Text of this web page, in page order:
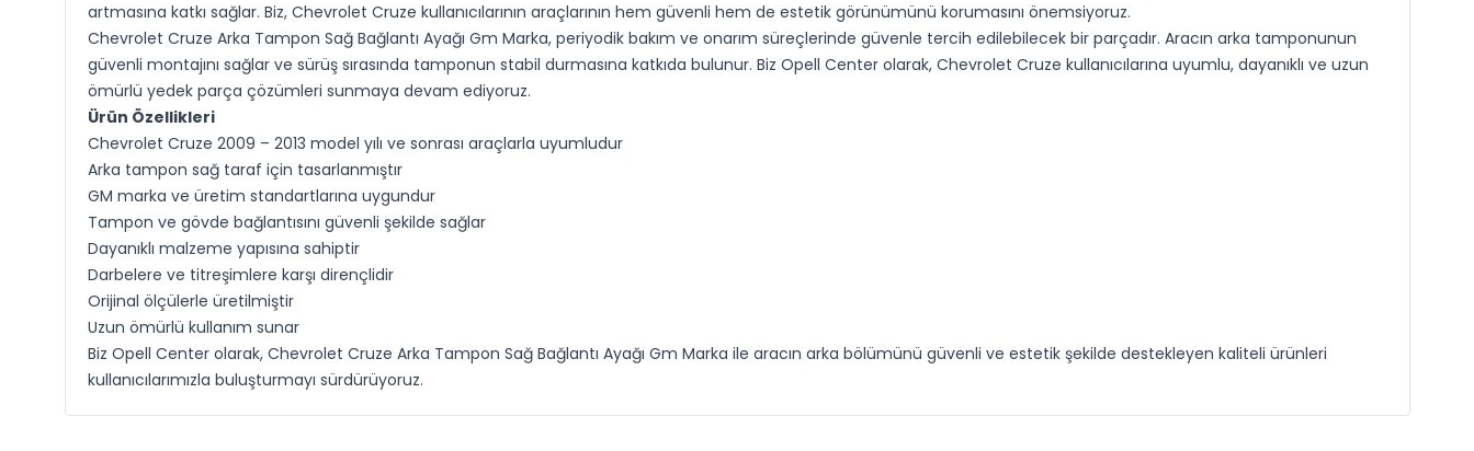
artmasına katkı sağlar. Biz, Chevrolet Cruze kullanıcılarının araçlarının hem güvenli hem de estetik görünümünü korumasını önemsiyoruz.
Chevrolet Cruze Arka Tampon Sağ Bağlantı Ayağı Gm Marka, periyodik bakım ve onarım süreçlerinde güvenle tercih edilebilecek bir parçadır. Aracın arka tamponunun
güvenli montajını sağlar ve sürüş sırasında tamponun stabil durmasına katkıda bulunur. Biz Opell Center olarak, Chevrolet Cruze kullanıcılarına uyumlu, dayanıklı ve uzun
ömürlü yedek parça çözümleri sunmaya devam ediyoruz.
Ürün Özellikleri
Chevrolet Cruze 2009 – 2013 model yılı ve sonrası araçlarla uyumludur
Arka tampon sağ taraf için tasarlanmıştır
GM marka ve üretim standartlarına uygundur
Tampon ve gövde bağlantısını güvenli şekilde sağlar
Dayanıklı malzeme yapısına sahiptir
Darbelere ve titreşimlere karşı dirençlidir
Orijinal ölçülerle üretilmiştir
Uzun ömürlü kullanım sunar
Biz Opell Center olarak, Chevrolet Cruze Arka Tampon Sağ Bağlantı Ayağı Gm Marka ile aracın arka bölümünü güvenli ve estetik şekilde destekleyen kaliteli ürünleri
kullanıcılarımızla buluşturmayı sürdürüyoruz.